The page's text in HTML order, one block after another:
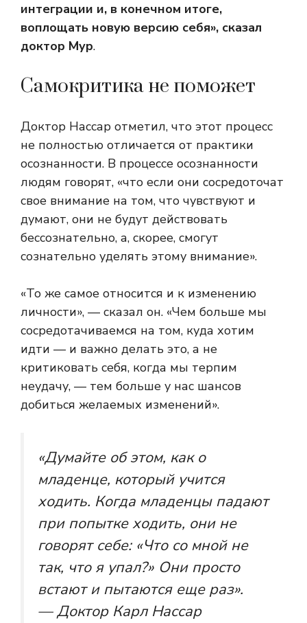
интеграции и, в конечном итоге,
воплощать новую версию себя», сказал
доктор Мур.
Самокритика не поможет
Доктор Нассар отметил, что этот процесс
не полностью отличается от практики
осознанности. В процессе осознанности
людям говорят, «что если они сосредоточат
свое внимание на том, что чувствуют и
думают, они не будут действовать
бессознательно, а, скорее, смогут
сознательно уделять этому внимание».
«То же самое относится и к изменению
личности», — сказал он. «Чем больше мы
сосредотачиваемся на том, куда хотим
идти — и важно делать это, а не
критиковать себя, когда мы терпим
неудачу, — тем больше у нас шансов
добиться желаемых изменений».
«Думайте об этом, как о
младенце, который учится
ходить. Когда младенцы падают
при попытке ходить, они не
говорят себе: «Что со мной не
так, что я упал?» Они просто
встают и пытаются еще раз».
— Доктор Карл Нассар